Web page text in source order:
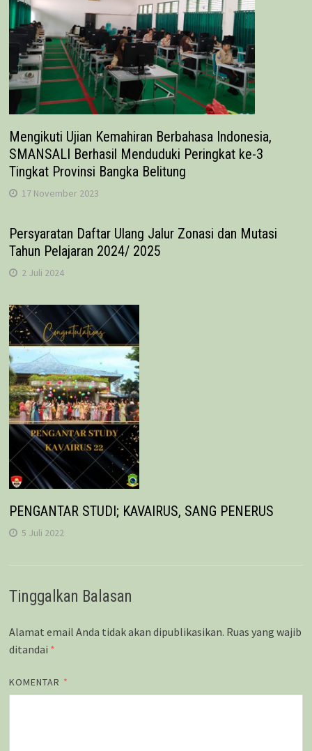
Mengikuti Ujian Kemahiran Berbahasa Indonesia,
SMANSALI Berhasil Menduduki Peringkat ke-3
Tingkat Provinsi Bangka Belitung
17 November 2023
Persyaratan Daftar Ulang Jalur Zonasi dan Mutasi
Tahun Pelajaran 2024/ 2025
2 Juli 2024
PENGANTAR STUDI; KAVAIRUS, SANG PENERUS
5 Juli 2022
Tinggalkan Balasan
Alamat email Anda tidak akan dipublikasikan. Ruas yang wajib
ditandai *
KOMENTAR *